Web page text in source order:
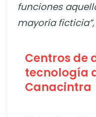
funciones
mayoría ficticia”,
Centros de
tecnología
Canacintra